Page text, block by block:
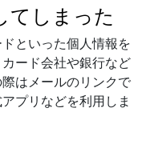
てしまった
といった個人情報を
ード会社や銀行など
はメールのリンクで
プリなどを利用しま